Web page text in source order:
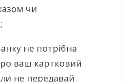
чи
не потрібна
ваш картковий
не передавай